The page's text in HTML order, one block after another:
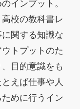
インプット。
校の教科書レ
関する知識な
トプットのた
目的意識をも
えば仕事や人
めに行うイン